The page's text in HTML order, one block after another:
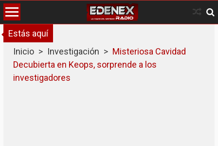
Skip
to
content
Estás aquí
Inicio > Investigación > Misteriosa Cavidad
Decubierta en Keops, sorprende a los
investigadores